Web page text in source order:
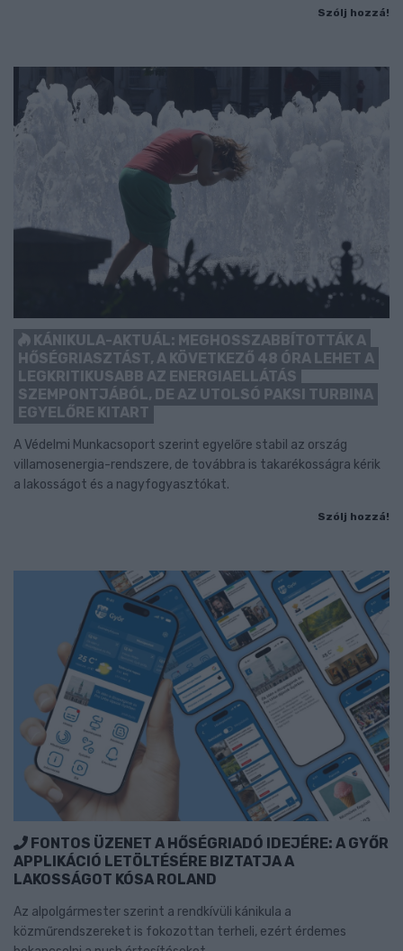
Szólj hozzá!
KÁNIKULA-AKTUÁL: MEGHOSSZABBÍTOTTÁK A
HŐSÉGRIASZTÁST, A KÖVETKEZŐ 48 ÓRA LEHET A
LEGKRITIKUSABB AZ ENERGIAELLÁTÁS
SZEMPONTJÁBÓL, DE AZ UTOLSÓ PAKSI TURBINA
EGYELŐRE KITART
A Védelmi Munkacsoport szerint egyelőre stabil az ország
villamosenergia-rendszere, de továbbra is takarékosságra kérik
a lakosságot és a nagyfogyasztókat.
Szólj hozzá!
FONTOS ÜZENET A HŐSÉGRIADÓ IDEJÉRE: A GYŐR
APPLIKÁCIÓ LETÖLTÉSÉRE BIZTATJA A
LAKOSSÁGOT KÓSA ROLAND
Az alpolgármester szerint a rendkívüli kánikula a
közműrendszereket is fokozottan terheli, ezért érdemes